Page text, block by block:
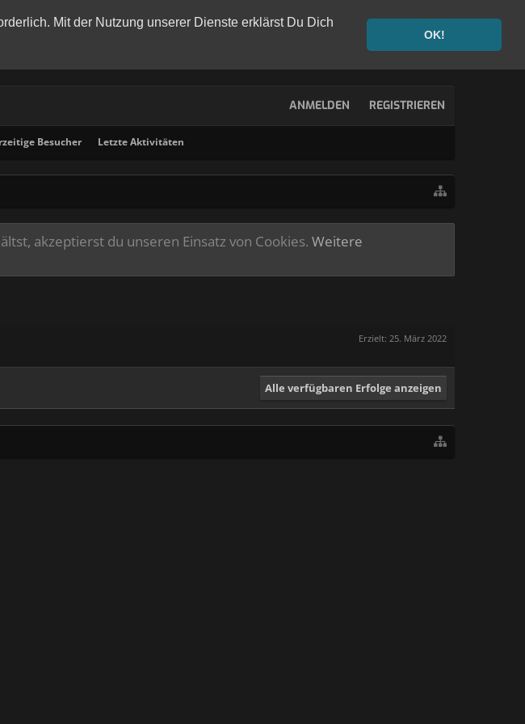
Mit der Nutzung unserer Dienste erklärst Du Dich
OK!
Besucher Letzte Aktivitäten
ANMELDEN REGISTRIEREN
akzeptierst du unseren Einsatz von Cookies. Weitere
Erzielt: 25. März 2022
Alle verfügbaren Erfolge anzeigen